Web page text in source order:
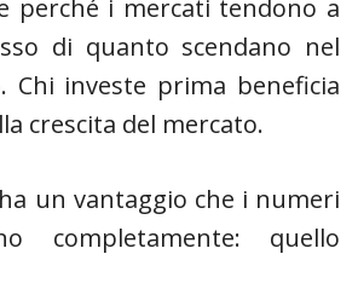
perché i mercati tendono a
di quanto scendano nel
Chi investe prima beneficia
crescita del mercato.
un vantaggio che i numeri
completamente: quello